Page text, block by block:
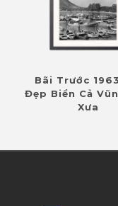
Bãi Trước
Đẹp Biển Cả
Xưa